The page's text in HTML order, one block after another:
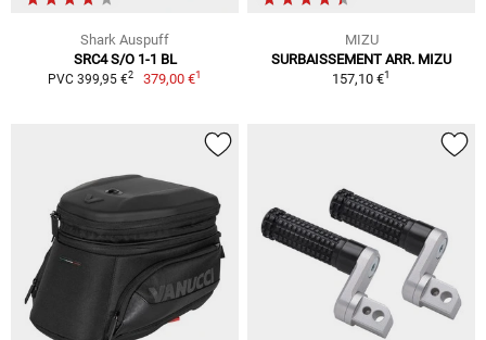
Shark Auspuff
SRC4 S/O 1-1 BL
PVC 399,95 €2 379,00 €1
MIZU
SURBAISSEMENT ARR. MIZU
157,10 €1